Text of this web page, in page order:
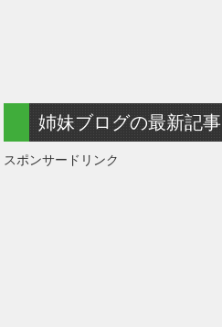
姉妹ブログの最新記事
スポンサードリンク